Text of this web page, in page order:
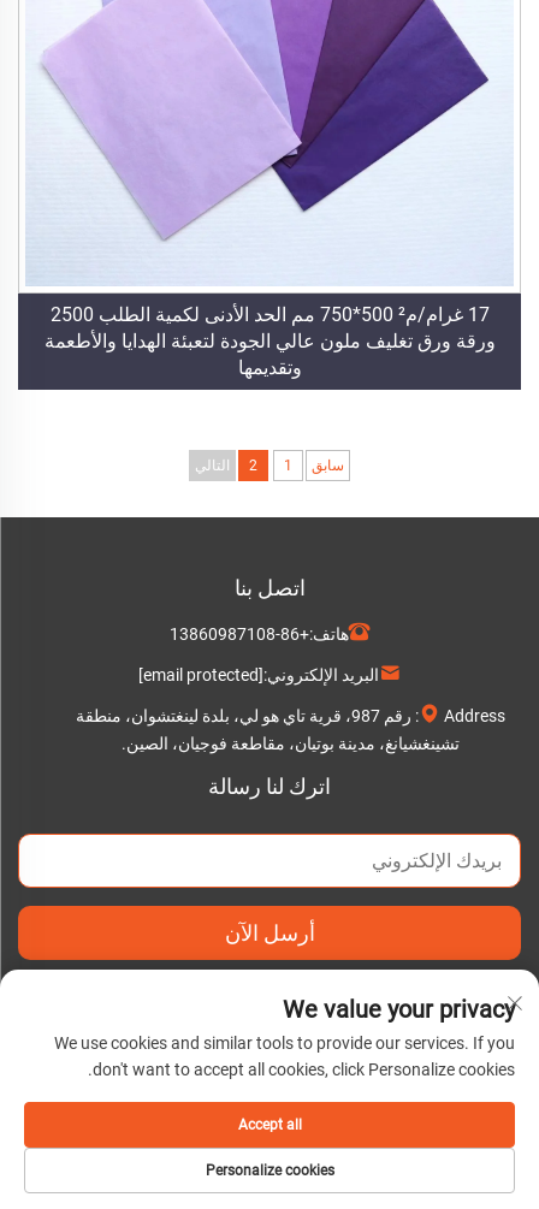
17 غرام/م² 500*750 مم الحد الأدنى لكمية الطلب 2500
ورقة ورق تغليف ملون عالي الجودة لتعبئة الهدايا والأطعمة
وتقديمها
سابق 1
2 التالي
اتصل بنا
هاتف:+86-13860987108
البريد الإلكتروني:[email protected]
Address: رقم 987، قرية تاي هو لي، بلدة لينغتشوان، منطقة
تشينغشيانغ، مدينة بوتيان، مقاطعة فوجيان، الصين.
اترك لنا رسالة
أرسل الآن
سياسة الخصوصية
We value your privacy
We use cookies and similar tools to provide our services. If you
don't want to accept all cookies, click Personalize cookies.
Personalize cookies
Accept all